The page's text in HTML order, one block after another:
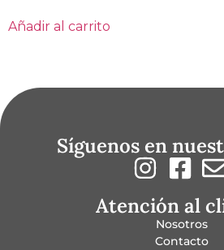
Añadir al carrito
Síguenos en
Atención al
Nosotros
Contacto